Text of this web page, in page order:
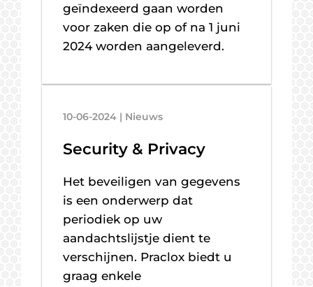
geïndexeerd gaan worden
voor zaken die op of na 1 juni
2024 worden aangeleverd.
10-06-2024 | Nieuws
Security & Privacy
Het beveiligen van gegevens
is een onderwerp dat
periodiek op uw
aandachtslijstje dient te
verschijnen. Praclox biedt u
graag enkele